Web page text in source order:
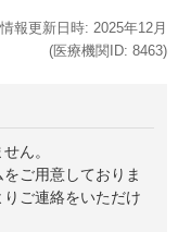
情報更新日時: 2025年12月
(医療機関ID: 8463)
ん。
ご用意しておりま
ご連絡をいただけ